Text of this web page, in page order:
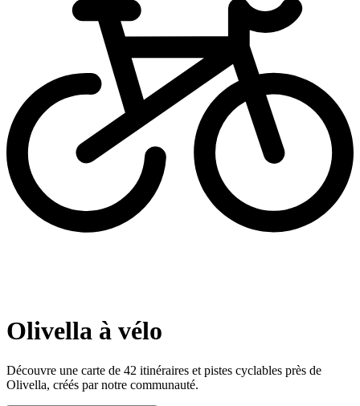
Olivella à vélo
Découvre une carte de 42 itinéraires et pistes cyclables près de
Olivella, créés par notre communauté.